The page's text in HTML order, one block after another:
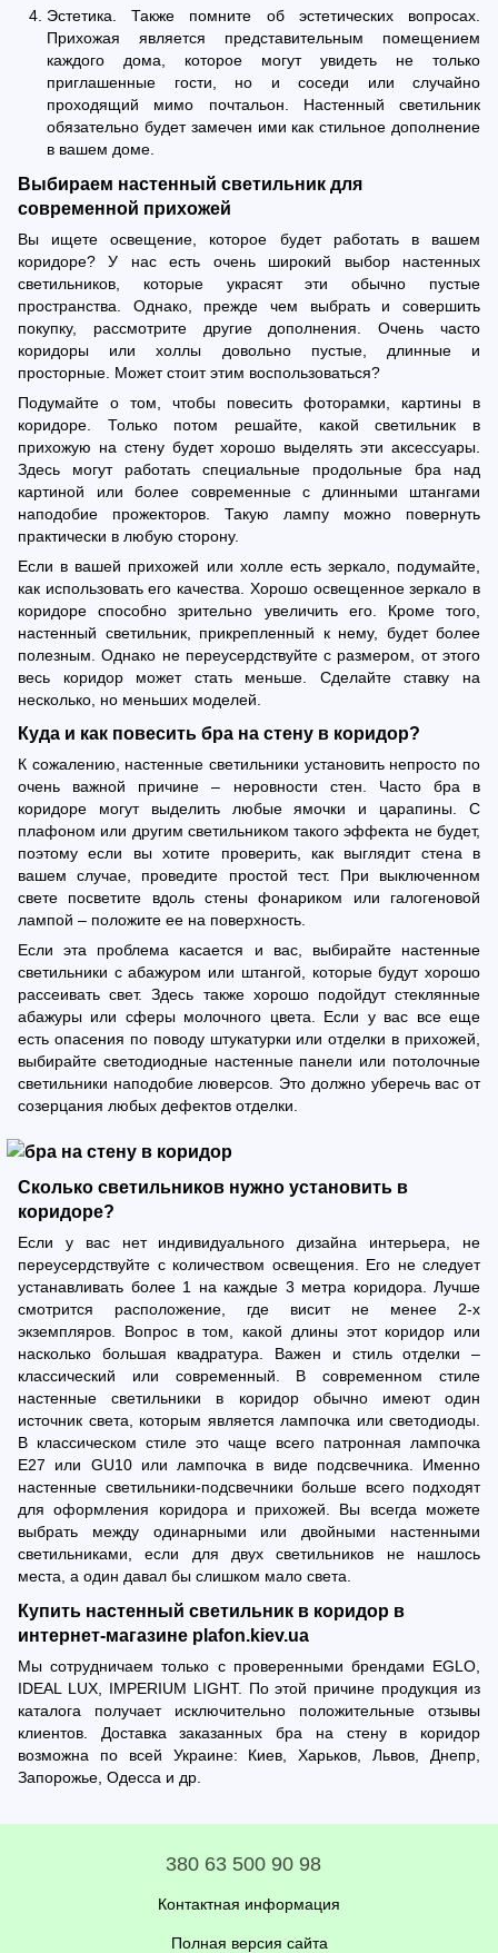
Эстетика. Также помните об эстетических вопросах.
Прихожая является представительным помещением
каждого дома, которое могут увидеть не только
приглашенные гости, но и соседи или случайно
проходящий мимо почтальон. Настенный светильник
обязательно будет замечен ими как стильное дополнение
в вашем доме.
Выбираем настенный светильник для
современной прихожей
Вы ищете освещение, которое будет работать в вашем
коридоре? У нас есть очень широкий выбор настенных
светильников, которые украсят эти обычно пустые
пространства. Однако, прежде чем выбрать и совершить
покупку, рассмотрите другие дополнения. Очень часто
коридоры или холлы довольно пустые, длинные и
просторные. Может стоит этим воспользоваться?
Подумайте о том, чтобы повесить фоторамки, картины в
коридоре. Только потом решайте, какой светильник в
прихожую на стену будет хорошо выделять эти аксессуары.
Здесь могут работать специальные продольные бра над
картиной или более современные с длинными штангами
наподобие прожекторов. Такую лампу можно повернуть
практически в любую сторону.
Если в вашей прихожей или холле есть зеркало, подумайте,
как использовать его качества. Хорошо освещенное зеркало в
коридоре способно зрительно увеличить его. Кроме того,
настенный светильник, прикрепленный к нему, будет более
полезным. Однако не переусердствуйте с размером, от этого
весь коридор может стать меньше. Сделайте ставку на
несколько, но меньших моделей.
Куда и как повесить бра на стену в коридор?
К сожалению, настенные светильники установить непросто по
очень важной причине – неровности стен. Часто бра в
коридоре могут выделить любые ямочки и царапины. С
плафоном или другим светильником такого эффекта не будет,
поэтому если вы хотите проверить, как выглядит стена в
вашем случае, проведите простой тест. При выключенном
свете посветите вдоль стены фонариком или галогеновой
лампой – положите ее на поверхность.
Если эта проблема касается и вас, выбирайте настенные
светильники с абажуром или штангой, которые будут хорошо
рассеивать свет. Здесь также хорошо подойдут стеклянные
абажуры или сферы молочного цвета. Если у вас все еще
есть опасения по поводу штукатурки или отделки в прихожей,
выбирайте светодиодные настенные панели или потолочные
светильники наподобие люверсов. Это должно уберечь вас от
созерцания любых дефектов отделки.
Сколько светильников нужно установить в
коридоре?
Если у вас нет индивидуального дизайна интерьера, не
переусердствуйте с количеством освещения. Его не следует
устанавливать более 1 на каждые 3 метра коридора. Лучше
смотрится расположение, где висит не менее 2-х
экземпляров. Вопрос в том, какой длины этот коридор или
насколько большая квадратура. Важен и стиль отделки –
классический или современный. В современном стиле
настенные светильники в коридор обычно имеют один
источник света, которым является лампочка или светодиоды.
В классическом стиле это чаще всего патронная лампочка
Е27 или GU10 или лампочка в виде подсвечника. Именно
настенные светильники-подсвечники больше всего подходят
для оформления коридора и прихожей. Вы всегда можете
выбрать между одинарными или двойными настенными
светильниками, если для двух светильников не нашлось
места, а один давал бы слишком мало света.
Купить настенный светильник в коридор в
интернет-магазине plafon.kiev.ua
Мы сотрудничаем только с проверенными брендами EGLO,
IDEAL LUX, IMPERIUM LIGHT. По этой причине продукция из
каталога получает исключительно положительные отзывы
клиентов. Доставка заказанных бра на стену в коридор
возможна по всей Украине: Киев, Харьков, Львов, Днепр,
Запорожье, Одесса и др.
380 63 500 90 98
Контактная информация
Полная версия сайта